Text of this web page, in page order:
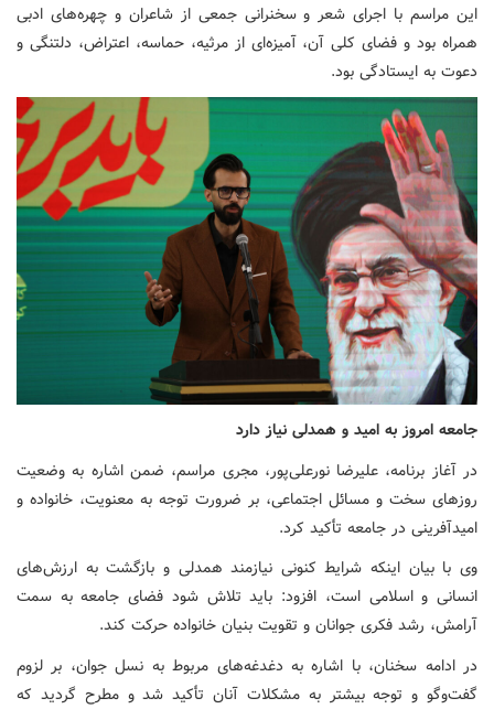
این مراسم با اجرای شعر و سخنرانی جمعی از شاعران و چهره‌های ادبی
همراه بود و فضای کلی آن، آمیزه‌ای از مرثیه، حماسه، اعتراض، دلتنگی و
دعوت به ایستادگی بود.
جامعه امروز به امید و همدلی نیاز دارد
در آغاز برنامه، علیرضا نورعلی‌پور، مجری مراسم، ضمن اشاره به وضعیت
روزهای سخت و مسائل اجتماعی، بر ضرورت توجه به معنویت، خانواده و
امیدآفرینی در جامعه تأکید کرد.
وی با بیان اینکه شرایط کنونی نیازمند همدلی و بازگشت به ارزش‌های
انسانی و اسلامی است، افزود: باید تلاش شود فضای جامعه به سمت
آرامش، رشد فکری جوانان و تقویت بنیان خانواده حرکت کند.
در ادامه سخنان، با اشاره به دغدغه‌های مربوط به نسل جوان، بر لزوم
گفت‌وگو و توجه بیشتر به مشکلات آنان تأکید شد و مطرح گردید که